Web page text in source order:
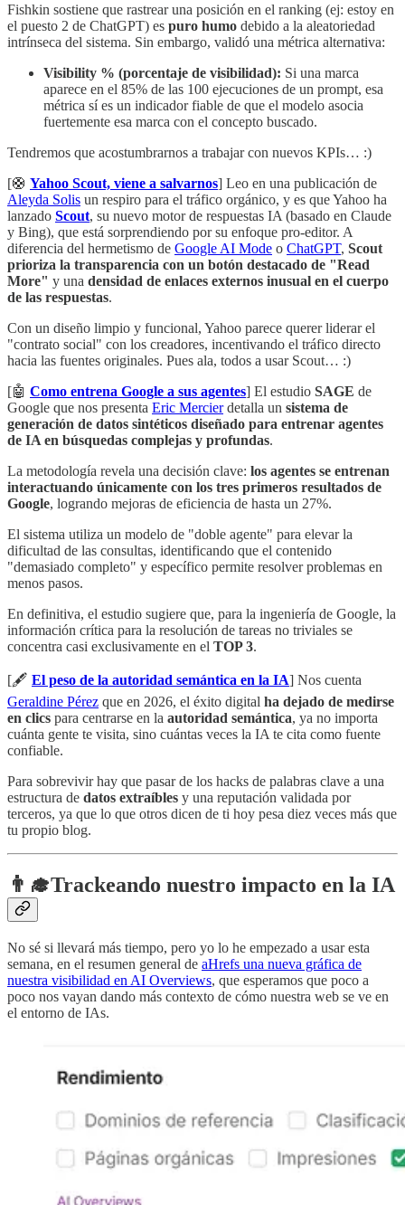
Fishkin sostiene que rastrear una posición en el ranking (ej: estoy en
el puesto 2 de ChatGPT) es puro humo debido a la aleatoriedad
intrínseca del sistema. Sin embargo, validó una métrica alternativa:
Visibility % (porcentaje de visibilidad): Si una marca
aparece en el 85% de las 100 ejecuciones de un prompt, esa
métrica sí es un indicador fiable de que el modelo asocia
fuertemente esa marca con el concepto buscado.
Tendremos que acostumbrarnos a trabajar con nuevos KPIs… :)
[🛟 Yahoo Scout, viene a salvarnos] Leo en una publicación de
Aleyda Solis un respiro para el tráfico orgánico, y es que Yahoo ha
lanzado Scout, su nuevo motor de respuestas IA (basado en Claude
y Bing), que está sorprendiendo por su enfoque pro-editor. A
diferencia del hermetismo de Google AI Mode o ChatGPT, Scout
prioriza la transparencia con un botón destacado de "Read
More" y una densidad de enlaces externos inusual en el cuerpo
de las respuestas.
Con un diseño limpio y funcional, Yahoo parece querer liderar el
"contrato social" con los creadores, incentivando el tráfico directo
hacia las fuentes originales. Pues ala, todos a usar Scout… :)
[🤖 Como entrena Google a sus agentes] El estudio SAGE de
Google que nos presenta Eric Mercierdetalla un sistema de
generación de datos sintéticos diseñado para entrenar agentes
de IA en búsquedas complejas y profundas.
La metodología revela una decisión clave: los agentes se entrenan
interactuando únicamente con los tres primeros resultados de
Google, logrando mejoras de eficiencia de hasta un 27%.
El sistema utiliza un modelo de "doble agente" para elevar la
dificultad de las consultas, identificando que el contenido
"demasiado completo" y específico permite resolver problemas en
menos pasos.
En definitiva, el estudio sugiere que, para la ingeniería de Google, la
información crítica para la resolución de tareas no triviales se
concentra casi exclusivamente en el TOP 3.
[🖋️ El peso de la autoridad semántica en la IA] Nos cuenta
Geraldine Pérez que en 2026, el éxito digital ha dejado de medirse
en clics para centrarse en la autoridad semántica, ya no importa
cuánta gente te visita, sino cuántas veces la IA te cita como fuente
confiable.
Para sobrevivir hay que pasar de los hacks de palabras clave a una
estructura de datos extraíbles y una reputación validada por
terceros, ya que lo que otros dicen de ti hoy pesa diez veces más que
tu propio blog.
👨‍🎓Trackeando nuestro impacto en la IA
No sé si llevará más tiempo, pero yo lo he empezado a usar esta
semana, en el resumen general de aHrefs una nueva gráfica de
nuestra visibilidad en AI Overviews, que esperamos que poco a
poco nos vayan dando más contexto de cómo nuestra web se ve en
el entorno de IAs.